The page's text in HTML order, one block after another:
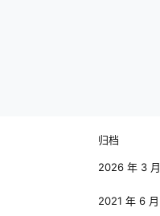
归档
2026 年 3 月
2021 年 6 月